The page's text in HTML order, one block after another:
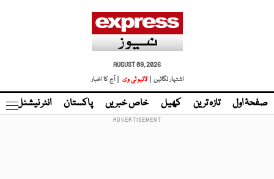
AUGUST 09, 2026
اشتہار لگائیں |
لائیو ٹی وی | آج کا اخبار
صفحۂ اول تازہ ترین کھیل خاص خبریں پاکستان انٹر نیشنل